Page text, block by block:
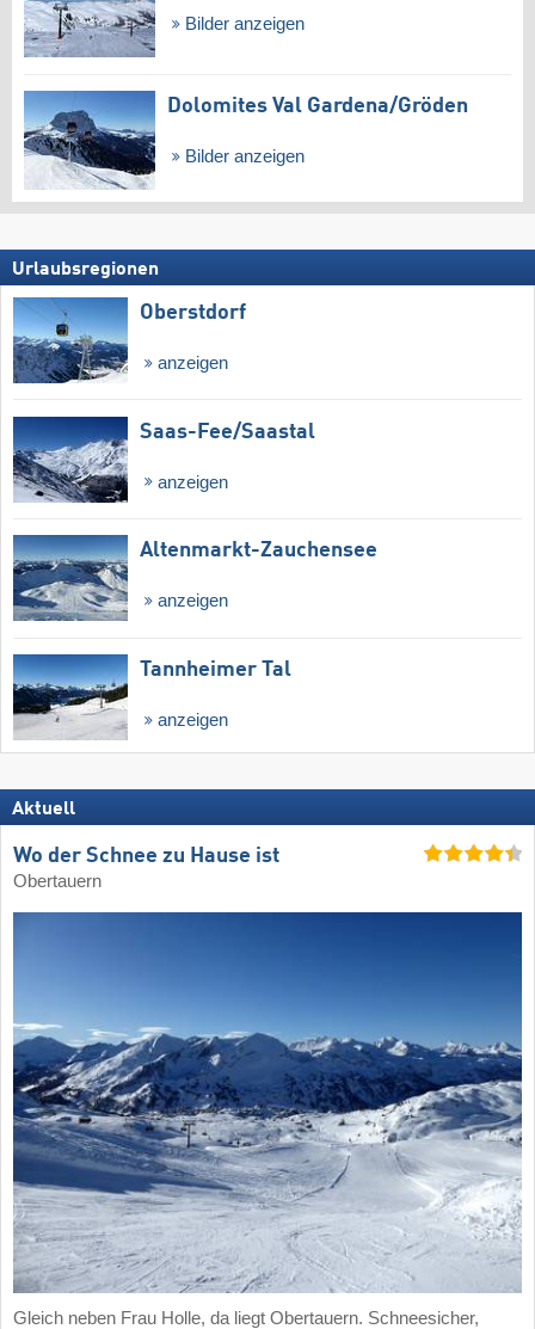
Bilder anzeigen
Dolomites Val Gardena/​Gröden
Bilder anzeigen
Urlaubsregionen
Oberstdorf
anzeigen
Saas-Fee/​Saastal
anzeigen
Altenmarkt-Zauchensee
anzeigen
Tannheimer Tal
anzeigen
Aktuell
Wo der Schnee zu Hause ist
Obertauern
Gleich neben Frau Holle, da liegt Obertauern. Schneesicher,